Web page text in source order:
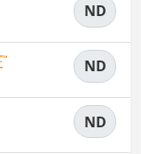
ND
ND
ND